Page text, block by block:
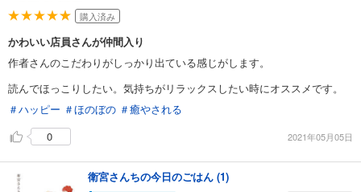
購入済み
かわいい店員さんが仲間入り
作者さんのこだわりがしっかり出ている感じがします。
読んでほっこりしたい。気持ちがリラックスしたい時にオススメです。
＃ハッピー ＃ほのぼの ＃癒やされる
0
2021年05月05日
衛宮さんちの今日のごはん (1)